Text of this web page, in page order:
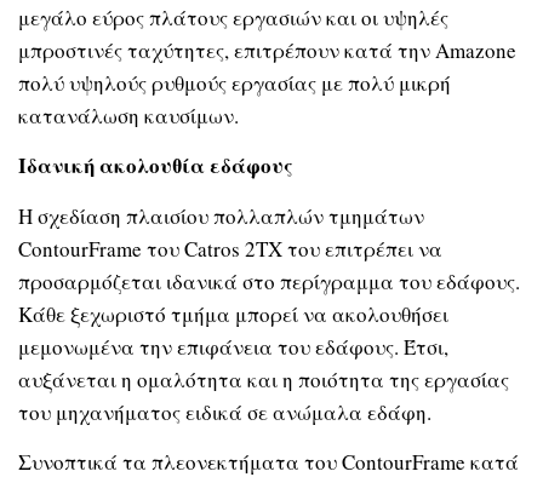
μεγάλο εύρος πλάτους εργασιών και οι υψηλές
μπροστινές ταχύτητες, επιτρέπουν κατά την Amazone
πολύ υψηλούς ρυθμούς εργασίας με πολύ μικρή
κατανάλωση καυσίμων.
Ιδανική ακολουθία εδάφους
Η σχεδίαση πλαισίου πολλαπλών τμημάτων
ContourFrame του Catros 2TX του επιτρέπει να
προσαρμόζεται ιδανικά στο περίγραμμα του εδάφους.
Κάθε ξεχωριστό τμήμα μπορεί να ακολουθήσει
μεμονωμένα την επιφάνεια του εδάφους. Έτσι,
αυξάνεται η ομαλότητα και η ποιότητα της εργασίας
του μηχανήματος ειδικά σε ανώμαλα εδάφη.
Συνοπτικά τα πλεονεκτήματα του ContourFrame κατά